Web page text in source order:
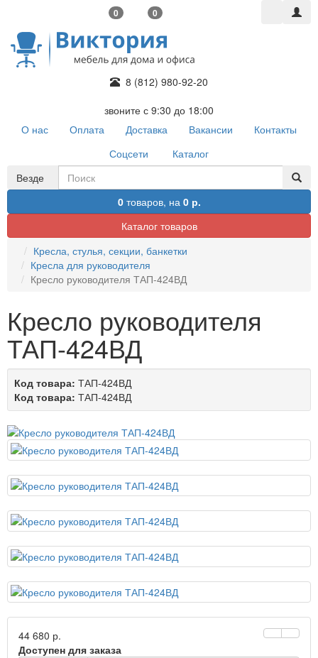
0 0
8 (812) 980-92-20
звоните с 9:30 до 18:00
О нас
Оплата Доставка Вакансии
Контакты
Соцсети
Каталог
Везде
0товаров, на 0 р.
Каталог товаров
Кресла, стулья, секции, банкетки
Кресла для руководителя
Кресло руководителя ТАП-424ВД
Кресло руководителя
ТАП-424ВД
Код товара: ТАП-424ВД
Код товара: ТАП-424ВД
44 680 р.
Доступен для заказа